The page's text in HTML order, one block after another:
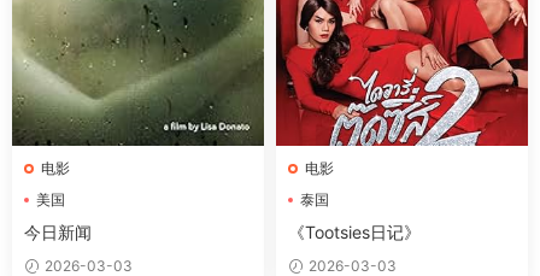
电影
美国
今日新闻
2026-03-03
电影
泰国
《Tootsies日记》
2026-03-03